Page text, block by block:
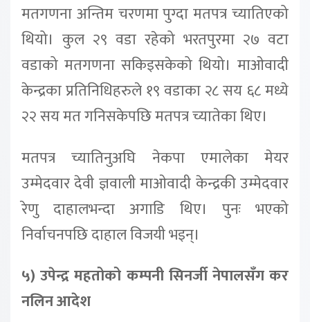
मतगणना अन्तिम चरणमा पुग्दा मतपत्र च्यातिएको
थियो। कुल २९ वडा रहेको भरतपुरमा २७ वटा
वडाको मतगणना सकिइसकेको थियो। माओवादी
केन्द्रका प्रतिनिधिहरुले १९ वडाका २८ सय ६८ मध्ये
२२ सय मत गनिसकेपछि मतपत्र च्यातेका थिए।
मतपत्र च्यातिनुअघि नेकपा एमालेका मेयर
उम्मेदवार देवी ज्ञवाली माओवादी केन्द्रकी उम्मेदवार
रेणु दाहालभन्दा अगाडि थिए। पुनः भएको
निर्वाचनपछि दाहाल विजयी भइन्।
५) उपेन्द्र महतोको कम्पनी सिनर्जी नेपालसँग कर
नलिन आदेश